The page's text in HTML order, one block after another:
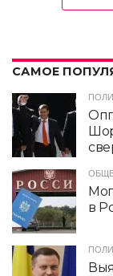
САМОЕ
в